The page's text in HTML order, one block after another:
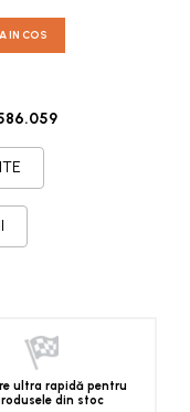
IN COS
ultra rapidă pentru
din stoc